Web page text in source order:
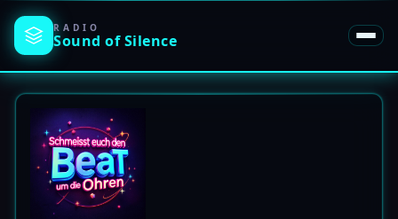
RADIO
Sound ofSilence